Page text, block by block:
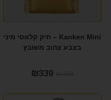
Kanken Mini – תיק קלאסי מיני
בצבע צהוב משובץ
₪399
₪339